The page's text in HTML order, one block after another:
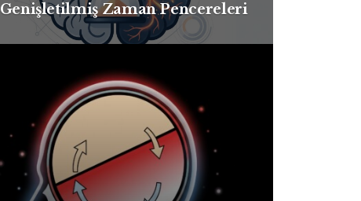
Genişletilmiş Zaman Pencereleri